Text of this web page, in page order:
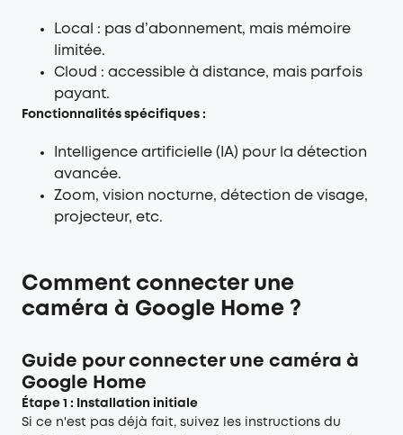
Local : pas d’abonnement, mais mémoire
limitée.
Cloud : accessible à distance, mais parfois
payant.
Fonctionnalités spécifiques :
Intelligence artificielle (IA) pour la détection
avancée.
Zoom, vision nocturne, détection de visage,
projecteur, etc.
Comment connecter une
caméra à Google Home ?
Guide pour connecter une caméra à
Google Home
Étape 1 : Installation initiale
Si ce n'est pas déjà fait, suivez les instructions du